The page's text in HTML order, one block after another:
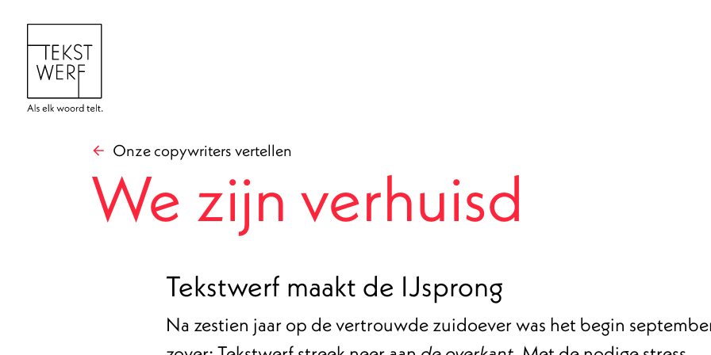
Onze copywriters vertellen
We zijn verhuisd
Tekstwerf maakt de IJsprong
Na zestien jaar op de vertrouwde zuidoever was het begin